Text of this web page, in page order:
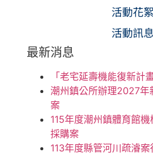
活動花絮
活動訊息
最新消息
「老宅延壽機能復新計
潮州鎮公所辦理2027年
案
115年度潮州鎮體育館
採購案
113年度縣管河川疏濬